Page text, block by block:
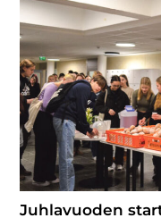
Juhlavuoden